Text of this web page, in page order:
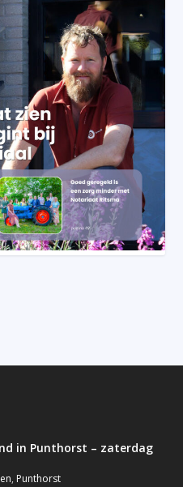
in Punthorst – zaterdag
, Punthorst